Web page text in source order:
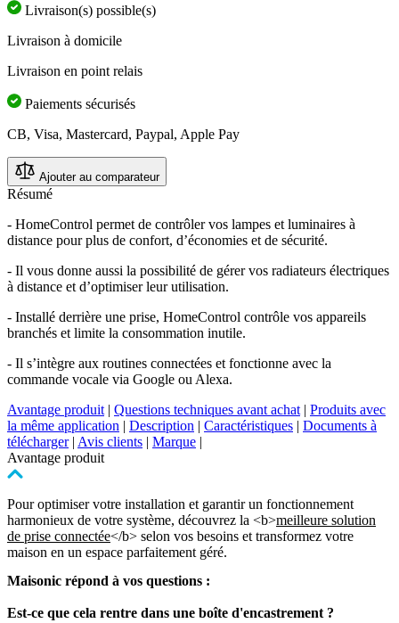
Lien
la
page.
Livraison(s) possible(s)
Livraison à domicile
Livraison en point relais
Paiements sécurisés
CB, Visa, Mastercard, Paypal, Apple Pay
Ajouter au comparateur
Résumé
- HomeControl permet de contrôler vos lampes et luminaires à
distance pour plus de confort, d’économies et de sécurité.
- Il vous donne aussi la possibilité de gérer vos radiateurs électriques
à distance et d’optimiser leur utilisation.
- Installé derrière une prise, HomeControl contrôle vos appareils
branchés et limite la consommation inutile.
- Il s’intègre aux routines connectées et fonctionne avec la
commande vocale via Google ou Alexa.
Avantage produit | Questions techniques avant achat | Produits avec
la même application | Description | Caractéristiques | Documents à
télécharger | Avis clients | Marque |
Avantage produit
Pour optimiser votre installation et garantir un fonctionnement
harmonieux de votre système, découvrez la <b>meilleure solution
de prise connectée</b> selon vos besoins et transformez votre
maison en un espace parfaitement géré.
Maisonic répond à vos questions :
Est-ce que cela rentre dans une boîte d'encastrement ?